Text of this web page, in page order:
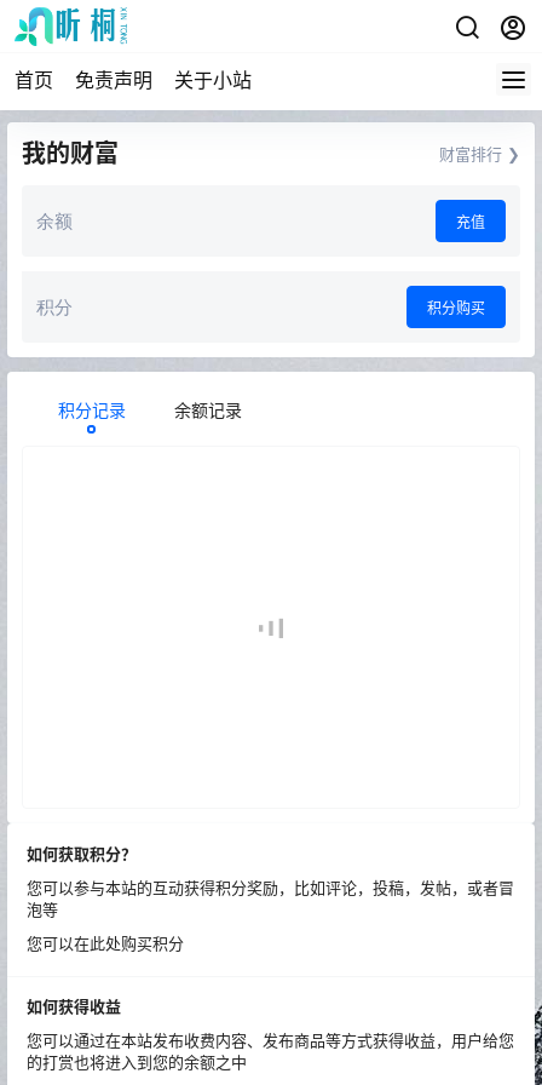
首页 免责声明 关于小站
我的财富 财富排行 ❯
余额 充值
积分 积分购买
积分记录 余额记录
如何获取积分？
您可以参与本站的互动获得积分奖励，比如评论，投稿，发帖，或者冒
泡等
您可以在此处购买积分
如何获得收益
您可以通过在本站发布收费内容、发布商品等方式获得收益，用户给您
的打赏也将进入到您的余额之中